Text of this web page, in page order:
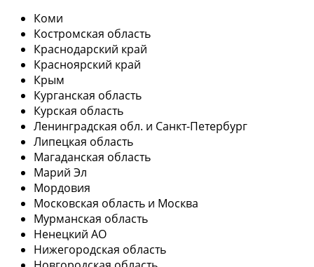
Коми
Костромская область
Краснодарский край
Красноярский край
Крым
Курганская область
Курская область
Ленинградская обл. и Санкт-Петербург
Липецкая область
Магаданская область
Марий Эл
Мордовия
Московская область и Москва
Мурманская область
Ненецкий АО
Нижегородская область